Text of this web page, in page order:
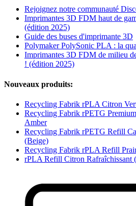
Rejoignez notre communauté
Imprimantes 3D FDM haut de
(édition 2025)
Guide des buses d'imprimante 3D
Polymaker PolySonic PLA : la
Imprimantes 3D FDM de milieu
! (édition 2025)
Nouveaux produits:
Recycling Fabrik rPLA Citron
Recycling Fabrik rPETG
Amber
Recycling Fabrik rPETG Refill
(Beige)
Recycling Fabrik rPLA Refill
rPLA Refill Citron Rafraîchissant